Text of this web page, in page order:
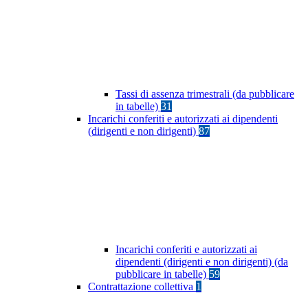
Tassi di assenza trimestrali (da pubblicare
in tabelle) 31
Incarichi conferiti e autorizzati ai dipendenti
(dirigenti e non dirigenti) 87
Incarichi conferiti e autorizzati ai
dipendenti (dirigenti e non dirigenti) (da
pubblicare in tabelle) 59
Contrattazione collettiva 1